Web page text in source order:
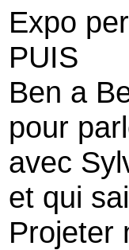
Expo
PUIS
Ben a
pour
avec
et qui
Projeter